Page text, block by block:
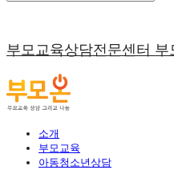
부모교육상담전문센터 부
소개
부모교육
아동청소년상담